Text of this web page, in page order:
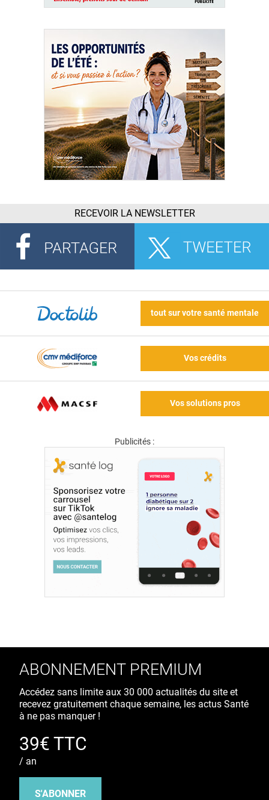
RECEVOIR LA NEWSLETTER
tout sur votre santé mentale
Vos crédits
Vos solutions pros
Publicités :
ABONNEMENT PREMIUM
Accédez sans limite aux 30 000 actualités du site et
recevez gratuitement chaque semaine, les actus Santé
à ne pas manquer !
39€ TTC
/ an
S'ABONNER